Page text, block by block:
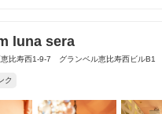
luna sera
比寿西1-9-7 グランベル恵比寿西ビルB1
ク